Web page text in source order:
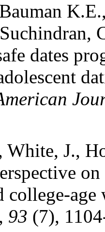
dates
White, J.,
college-
93 (7),